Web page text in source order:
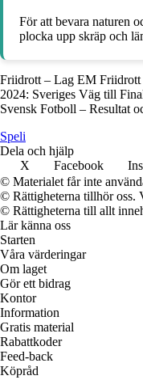
För att bevara naturen
plocka upp skräp och
Friidrott – Lag EM Friidrott
2024: Sveriges Väg till
Svensk Fotboll – Resultat
Speli
Dela och hjälp
X
Facebook
© Materialet får inte
© Rättigheterna tillhör oss.
© Rättigheterna till allt
Lär känna oss
Starten
Våra värderingar
Om laget
Gör ett bidrag
Kontor
Information
Gratis material
Rabattkoder
Feed-back
Köpråd